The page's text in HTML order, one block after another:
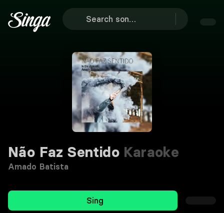
Não Faz Sentido Karaoke
Amado Batista
Sing